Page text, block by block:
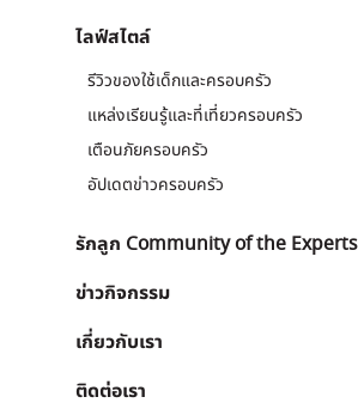
ไลฟ์สไตล์
รีวิวของใช้เด็กและครอบครัว
แหล่งเรียนรู้และที่เที่ยวครอบครัว
เตือนภัยครอบครัว
อัปเดตข่าวครอบครัว
รักลูก Community of the Experts
ข่าวกิจกรรม
เกี่ยวกับเรา
ติดต่อเรา